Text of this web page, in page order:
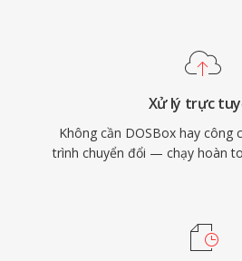
Xử lý trực
Không cần DOSBox hay công
trình chuyển đổi — chạy hoàn